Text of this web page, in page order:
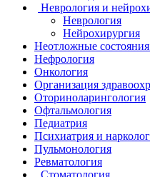
Неврология и
Неврология
Нейрохирургия
Неотложные
Нефрология
Онкология
Организация
Оториноларингология
Офтальмология
Педиатрия
Психиатрия и
Пульмонология
Ревматология
Стоматология